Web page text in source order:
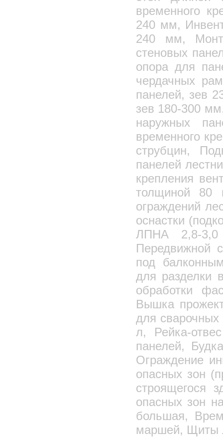
временного
240 мм,
240 мм,
стеновых
опора для
чердачных
панелей, зев
зев 180-300
наружных
временного
струбцин,
панелей
крепления
толщиной 80
ограждений
оснастки
ЛПНА 2,8-
Передвижной
под
для разделки
обработки
Вышка
для сварочных
л, Рейка-
панелей,
Ограждение
опасных зон
строящегося
опасных зон
большая,
маршей, Щиты